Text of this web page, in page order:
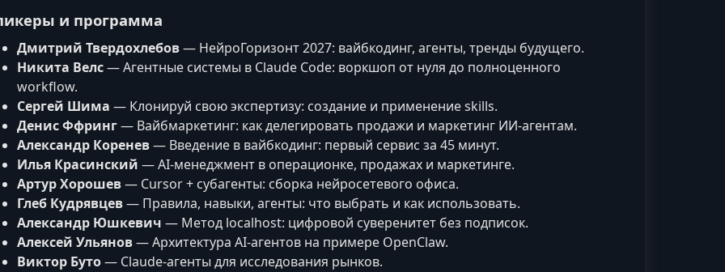
и программа
Дмитрий Твердохлебов— НейроГоризонт 2027: вайбкодинг, агенты, тренды будущего.
Никита Велс— Агентные системы в Claude Code: воркшоп от нуля до полноценного
workflow.
Сергей Шима — Клонируй свою экспертизу: создание и применение skills.
Денис Ффринг— Вайбмаркетинг: как делегировать продажи и маркетинг ИИ-агентам.
Александр Коренев— Введение в вайбкодинг: первый сервис за 45 минут.
Илья Красинский — AI-менеджмент в операционке, продажах и маркетинге.
Артур Хорошев— Cursor + субагенты: сборка нейросетевого офиса.
Глеб Кудрявцев— Правила, навыки, агенты: что выбрать и как использовать.
Александр Юшкевич — Метод localhost: цифровой суверенитет без подписок.
Алексей Ульянов— Архитектура AI-агентов на примере OpenClaw.
Виктор Буто— Claude-агенты для исследования рынков.